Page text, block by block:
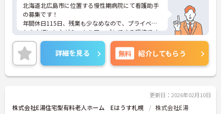
北海道北広島市に位置する慢性期病院にて看護助手
の募集です！
年間休日115日、残業も少なめなので、プライベー
トを大切にしながらスキルアップもできる環境です
◎
資格をお持ちでない方もご応募可能ですので、この
機会にぜひチャレンジしてみてはいかがでしょう
か？
ご興味ある方には、面接対策ポイントなど、さらに
詳細を見る 無料 紹介してもらう
更新日：2026年02月10日
株式会社E湯住宅型有料老人ホーム Eはうす札幌 株式会社E湯